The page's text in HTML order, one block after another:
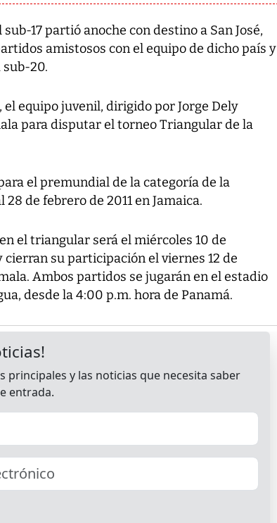
17 partió anoche con destino a San José,
amistosos con el equipo de dicho país y
sub-20.
equipo juvenil, dirigido por Jorge Dely
para disputar el torneo Triangular de la
el premundial de la categoría de la
28 de febrero de 2011 en Jamaica.
el triangular será el miércoles 10 de
su participación el viernes 12 de
Ambos partidos se jugarán en el estadio
desde la 4:00 p.m. hora de Panamá.